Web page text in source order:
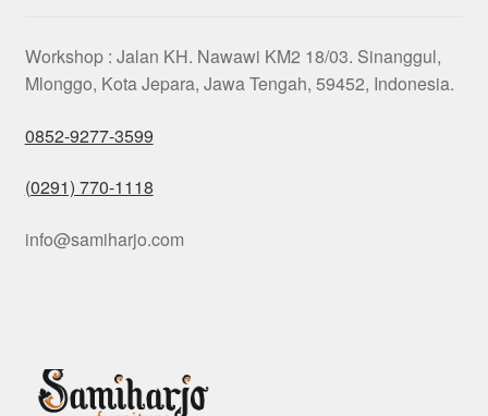
Workshop : Jalan KH. Nawawi KM2 18/03. Sinanggul,
Mlonggo, Kota Jepara, Jawa Tengah, 59452, Indonesia.
0852-9277-3599
(0291) 770-1118
info@samiharjo.com